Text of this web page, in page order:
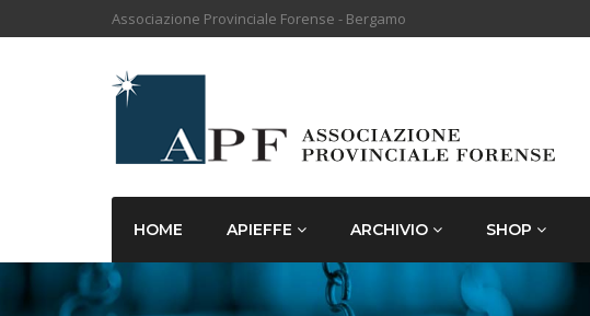
Associazione Provinciale Forense - Bergamo
HOME APIEFFE ARCHIVIO SHOP